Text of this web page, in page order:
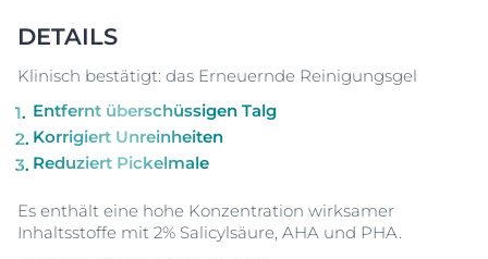
DETAILS
Klinisch bestätigt: das Erneuernde Reinigungsgel
Entfernt überschüssigen Talg
Korrigiert Unreinheiten
Reduziert Pickelmale
Es enthält eine hohe Konzentration wirksamer
Inhaltsstoffe mit 2% Salicylsäure, AHA und PHA.